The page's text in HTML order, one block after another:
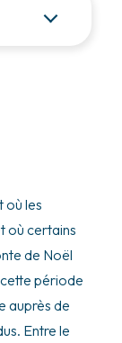
où les
où certains
de Noël
période
auprès de
Entre le